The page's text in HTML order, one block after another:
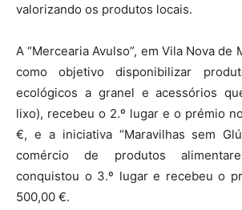
valorizando os produtos locais.
A “Mercearia Avulso”, em Vila Nova de
como objetivo disponibilizar
ecológicos a granel e acessórios
lixo), recebeu o 2.º lugar e o prémio
€, e a iniciativa “Maravilhas sem
comércio de produtos
conquistou o 3.º lugar e recebeu o
500,00 €.